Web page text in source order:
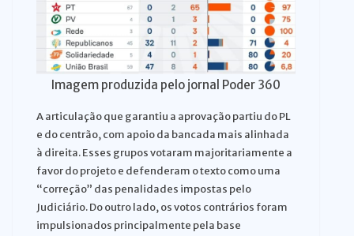
Imagem produzida pelo jornal Poder 360
A articulação que garantiu a aprovação partiu do PL
e do centrão, com apoio da bancada mais alinhada
à direita. Esses grupos votaram majoritariamente a
favor do projeto e defenderam o texto como uma
“correção” das penalidades impostas pelo
Judiciário. Do outro lado, os votos contrários foram
impulsionados principalmente pela base